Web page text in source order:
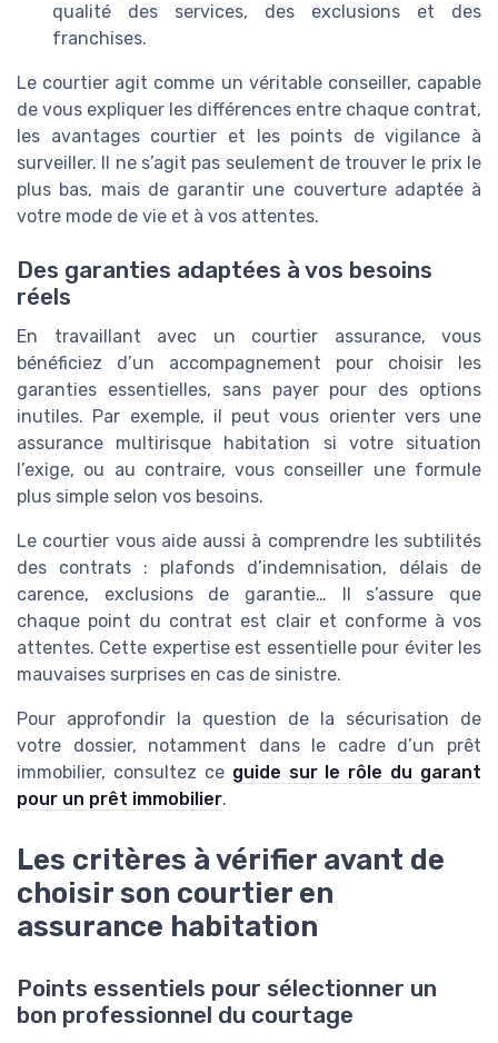
qualité des services, des exclusions et des
franchises.
Le courtier agit comme un véritable conseiller, capable
de vous expliquer les différences entre chaque contrat,
les avantages courtier et les points de vigilance à
surveiller. Il ne s’agit pas seulement de trouver le prix le
plus bas, mais de garantir une couverture adaptée à
votre mode de vie et à vos attentes.
Des garanties adaptées à vos besoins
réels
En travaillant avec un courtier assurance, vous
bénéficiez d’un accompagnement pour choisir les
garanties essentielles, sans payer pour des options
inutiles. Par exemple, il peut vous orienter vers une
assurance multirisque habitation si votre situation
l’exige, ou au contraire, vous conseiller une formule
plus simple selon vos besoins.
Le courtier vous aide aussi à comprendre les subtilités
des contrats : plafonds d’indemnisation, délais de
carence, exclusions de garantie… Il s’assure que
chaque point du contrat est clair et conforme à vos
attentes. Cette expertise est essentielle pour éviter les
mauvaises surprises en cas de sinistre.
Pour approfondir la question de la sécurisation de
votre dossier, notamment dans le cadre d’un prêt
immobilier, consultez ce guide sur le rôle du garant
pour un prêt immobilier.
Les critères à vérifier avant de
choisir son courtier en
assurance habitation
Points essentiels pour sélectionner un
bon professionnel du courtage